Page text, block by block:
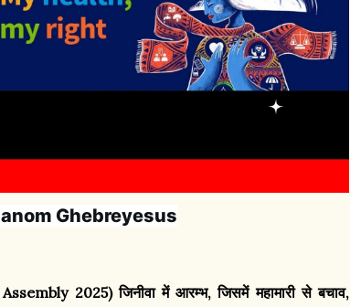
Ghebreyesus
2025) जिनीवा में आरम्भ, जिसमें महामारी से बचाव,